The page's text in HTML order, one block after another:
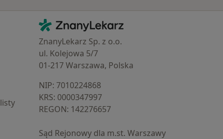
Kontakt
ZnanyLekarz - Strona główna
ZnanyLekarz Sp. z o.o.
ul. Kolejowa 5/7
01-217 Warszawa, Polska
NIP: ⁠7010224868
KRS: ⁠0000347997
REGON: ⁠142276657
Sąd Rejonowy dla m.st. Warszawy